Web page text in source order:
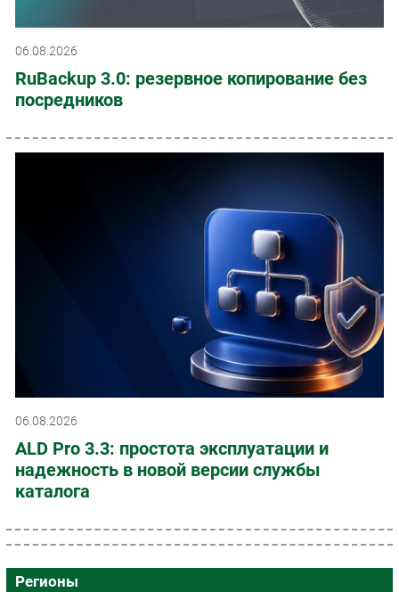
06.08.2026
RuBackup 3.0: резервное копирование без
посредников
06.08.2026
ALD Pro 3.3: простота эксплуатации и
надежность в новой версии службы
каталога
Регионы